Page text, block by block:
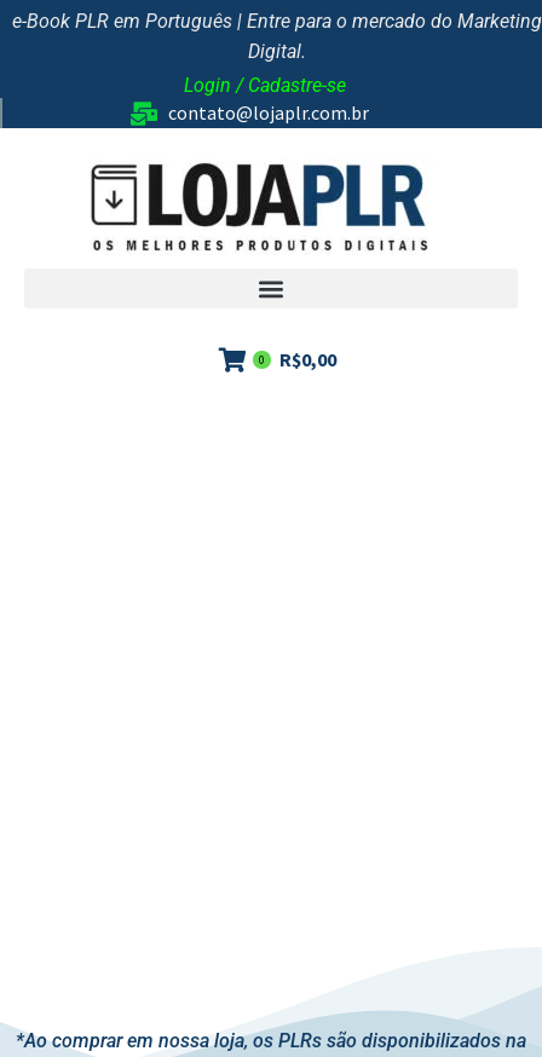
e-Book PLR em Português | Entre para o mercado do Marketing
Digital.
Login / Cadastre-se
contato@lojaplr.com.br
R$0,00
0
*Ao comprar em nossa loja, os PLRs são disponibilizados na